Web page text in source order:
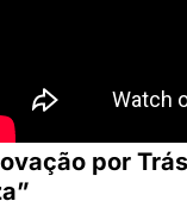
por